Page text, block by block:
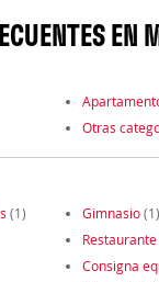
EN
Otras
(1) Gimnasio(1)
Restaurante
Consigna